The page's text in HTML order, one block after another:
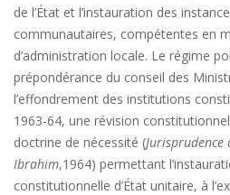
de l’État et l’instauration des
communautaires, compétentes en
d’administration locale. Le régime
prépondérance du conseil des
l’effondrement des institutions
1963-64, une révision
doctrine de nécessité (Jurisprudence
Ibrahim,1964) permettant
constitutionnelle d’État unitaire, à